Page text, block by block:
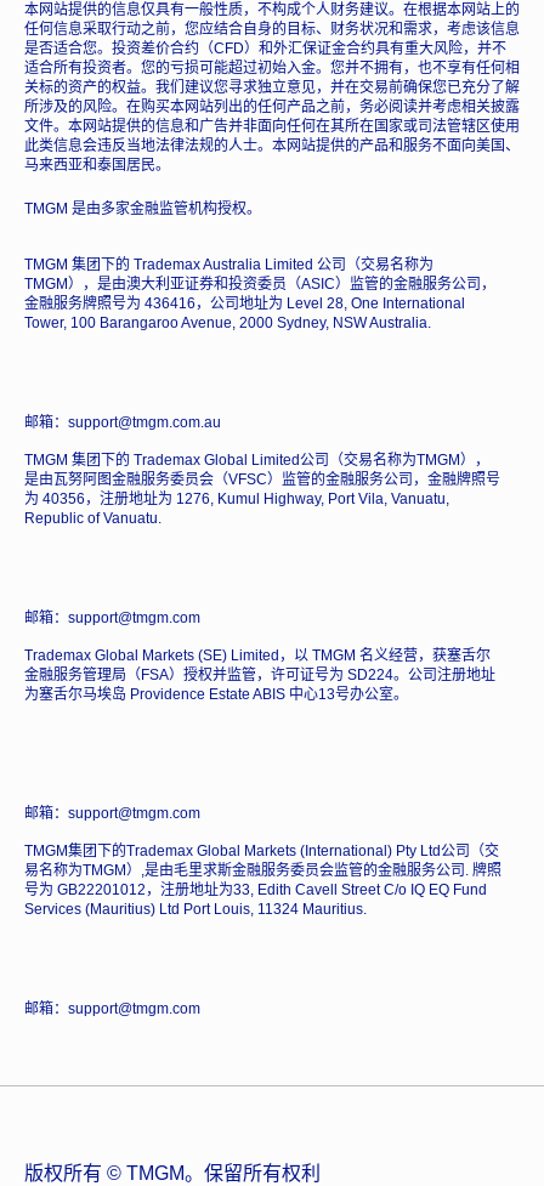
本网站提供的信息仅具有一般性质，不构成个人财务建议。在根据本网站上的
任何信息采取行动之前，您应结合自身的目标、财务状况和需求，考虑该信息
是否适合您。投资差价合约（CFD）和外汇保证金合约具有重大风险，并不
适合所有投资者。您的亏损可能超过初始入金。您并不拥有，也不享有任何相
关标的资产的权益。我们建议您寻求独立意见，并在交易前确保您已充分了解
所涉及的风险。在购买本网站列出的任何产品之前，务必阅读并考虑相关披露
文件。本网站提供的信息和广告并非面向任何在其所在国家或司法管辖区使用
此类信息会违反当地法律法规的人士。本网站提供的产品和服务不面向美国、
马来西亚和泰国居民。
TMGM 是由多家金融监管机构授权。
TMGM 集团下的 Trademax Australia Limited 公司（交易名称为
TMGM），是由澳大利亚证券和投资委员（ASIC）监管的金融服务公司，
金融服务牌照号为 436416，公司地址为 Level 28, One International
Tower, 100 Barangaroo Avenue, 2000 Sydney, NSW Australia.
邮箱：support@tmgm.com.au
TMGM 集团下的 Trademax Global Limited公司（交易名称为TMGM），
是由瓦努阿图金融服务委员会（VFSC）监管的金融服务公司，金融牌照号
为 40356，注册地址为 1276, Kumul Highway, Port Vila, Vanuatu,
Republic of Vanuatu.
邮箱：support@tmgm.com
Trademax Global Markets (SE) Limited，以 TMGM 名义经营，获塞舌尔
金融服务管理局（FSA）授权并监管，许可证号为 SD224。公司注册地址
为塞舌尔马埃岛 Providence Estate ABIS 中心13号办公室。
邮箱：support@tmgm.com
TMGM集团下的Trademax Global Markets (International) Pty Ltd公司（交
易名称为TMGM）,是由毛里求斯金融服务委员会监管的金融服务公司. 牌照
号为 GB22201012，注册地址为33, Edith Cavell Street C/o IQ EQ Fund
Services (Mauritius) Ltd Port Louis, 11324 Mauritius.
邮箱：support@tmgm.com
版权所有 © TMGM。保留所有权利